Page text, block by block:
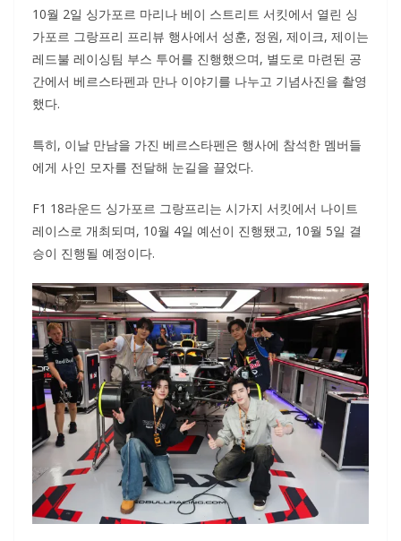
10월 2일 싱가포르 마리나 베이 스트리트 서킷에서 열린 싱
가포르 그랑프리 프리뷰 행사에서 성훈, 정원, 제이크, 제이는
레드불 레이싱팀 부스 투어를 진행했으며, 별도로 마련된 공
간에서 베르스타펜과 만나 이야기를 나누고 기념사진을 촬영
했다.
특히, 이날 만남을 가진 베르스타펜은 행사에 참석한 멤버들
에게 사인 모자를 전달해 눈길을 끌었다.
F1 18라운드 싱가포르 그랑프리는 시가지 서킷에서 나이트
레이스로 개최되며, 10월 4일 예선이 진행됐고, 10월 5일 결
승이 진행될 예정이다.